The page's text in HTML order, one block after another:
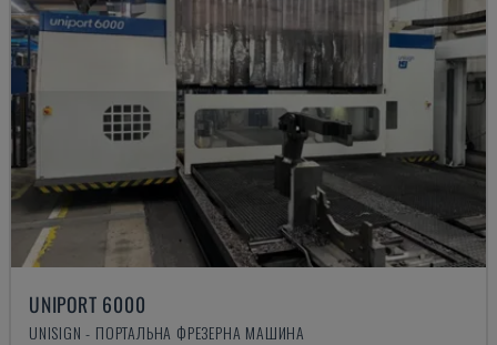
UNIPORT 6000
UNISIGN - ПОРТАЛЬНА ФРЕЗЕРНА МАШИНА